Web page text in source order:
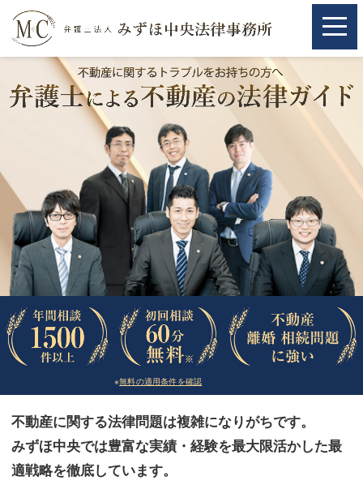
取扱分野
相続・遺言
離婚（夫婦間トラブル）
企業法務
労働問題（解雇，残業等）
刑事弁護
交通事故
法律相談など（その他）
お客様へ
※無料の適用条件を確認
不動産に関する法律問題は複雑になりがちです。
みずほ中央では豊富な実績・経験を最大限活かした最
適戦略を徹底しています。
取扱分野
相続・遺言
離婚（夫婦間トラブル）
企業法務
労働問題（解雇，残業等）
刑事弁護
交通事故
法律相談など（その他）
お客様へ